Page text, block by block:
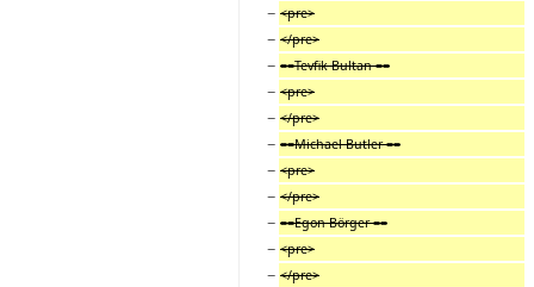
− <pre>
− </pre>
− ==Tevfik Bultan ==
− <pre>
− </pre>
− ==Michael Butler ==
− <pre>
− </pre>
− ==Egon Börger ==
− <pre>
− </pre>